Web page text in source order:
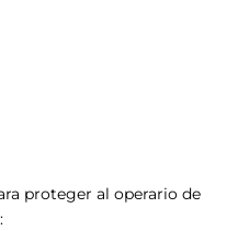
proteger al operario de